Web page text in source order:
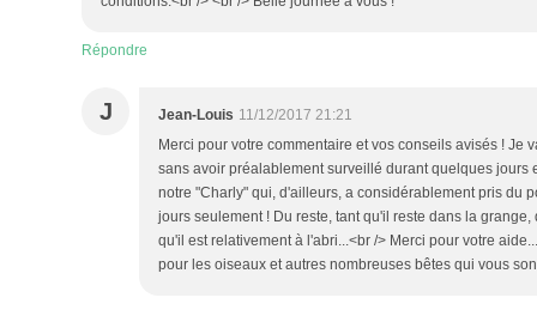
Répondre
J Jean-Louis 11/12/2017 21:21
Merci pour votre commentaire et vos conseils avisés ! Je
sans avoir préalablement surveillé durant quelques jours
notre "Charly" qui, d'ailleurs, a considérablement pris du
jours seulement ! Du reste, tant qu'il reste dans la
qu'il est relativement à l'abri...<br /> Merci pour votre
pour les oiseaux et autres nombreuses bêtes qui vous